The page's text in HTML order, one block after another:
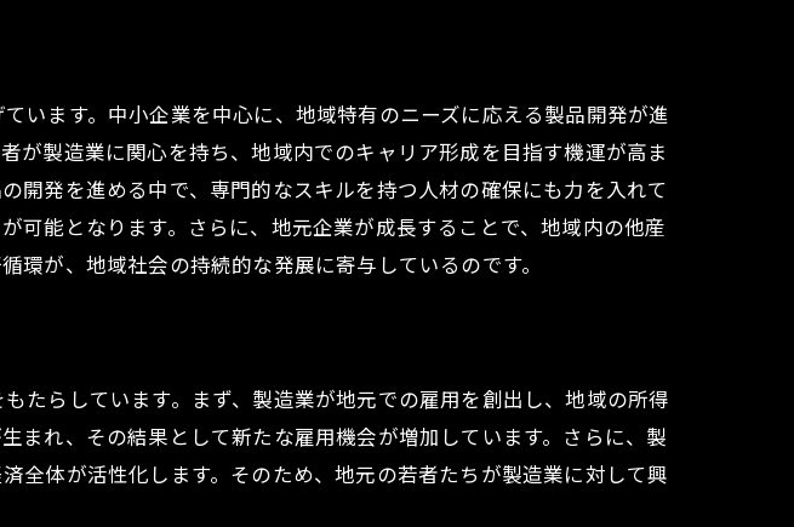
業の関係
の魅力
者の成長
の展望
に活力を与える方法
シップの形成
育成
と発展
います。中小企業を中心に、地域特有のニーズに応える製品開発が進
が製造業に関心を持ち、地域内でのキャリア形成を目指す機運が高ま
開発を進める中で、専門的なスキルを持つ人材の確保にも力を入れて
可能となります。さらに、地元企業が成長することで、地域内の他産
が、地域社会の持続的な発展に寄与しているのです。
たらしています。まず、製造業が地元での雇用を創出し、地域の所得
まれ、その結果として新たな雇用機会が増加しています。さらに、製
全体が活性化します。そのため、地元の若者たちが製造業に対して興